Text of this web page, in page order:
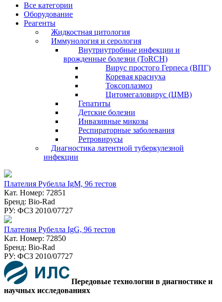
Все категории
Оборудование
Реагенты
Жидкостная цитология
Иммунология и серология
Внутриутробные инфекции и
врожденные болезни (ToRCH)
Вирус простого Герпеса (ВПГ)
Коревая краснуха
Токсоплазмоз
Цитомегаловирус (ЦМВ)
Гепатиты
Детские болезни
Инвазивные микозы
Респираторные заболевания
Ретровирусы
Диагностика латентной туберкулезной
инфекции
Плателия Рубелла IgM, 96 тестов
Кат. Номер: 72851
Бренд: Bio-Rad
РУ: ФСЗ 2010/07727
Плателия Рубелла IgG, 96 тестов
Кат. Номер: 72850
Бренд: Bio-Rad
РУ: ФСЗ 2010/07727
Передовые технологии в диагностике и
научных исследованиях